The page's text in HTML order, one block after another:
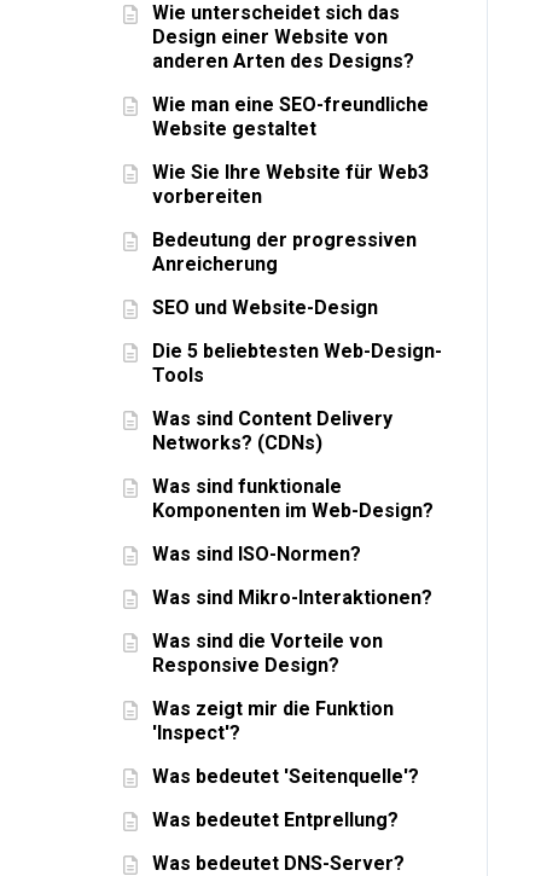
Wie unterscheidet sich das
Design einer Website von
anderen Arten des Designs?
Wie man eine SEO-freundliche
Website gestaltet
Wie Sie Ihre Website für Web3
vorbereiten
Bedeutung der progressiven
Anreicherung
SEO und Website-Design
Die 5 beliebtesten Web-Design-
Tools
Was sind Content Delivery
Networks? (CDNs)
Was sind funktionale
Komponenten im Web-Design?
Was sind ISO-Normen?
Was sind Mikro-Interaktionen?
Was sind die Vorteile von
Responsive Design?
Was zeigt mir die Funktion
'Inspect'?
Was bedeutet 'Seitenquelle'?
Was bedeutet Entprellung?
Was bedeutet DNS-Server?